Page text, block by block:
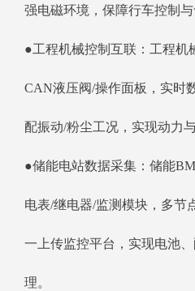
强电磁环境，保障行车控制与
●工程机械控制互联：工程机
CAN液压阀/操作面板，实时
配振动/粉尘工况，实现动力
●储能电站数据采集：储能
电表/继电器/监测模块，多节
一上传监控平台，实现电池
理。